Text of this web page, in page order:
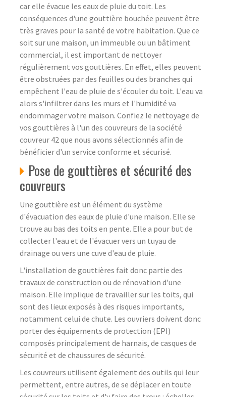
car elle évacue les eaux de pluie du toit. Les
conséquences d'une gouttière bouchée peuvent être
très graves pour la santé de votre habitation. Que ce
soit sur une maison, un immeuble ou un bâtiment
commercial, il est important de nettoyer
régulièrement vos gouttières. En effet, elles peuvent
être obstruées par des feuilles ou des branches qui
empêchent l'eau de pluie de s'écouler du toit. L'eau va
alors s'infiltrer dans les murs et l'humidité va
endommager votre maison. Confiez le nettoyage de
vos gouttières à l'un des couvreurs de la société
couvreur 42 que nous avons sélectionnés afin de
bénéficier d'un service conforme et sécurisé.
Pose de gouttières et sécurité des
couvreurs
Une gouttière est un élément du système
d'évacuation des eaux de pluie d'une maison. Elle se
trouve au bas des toits en pente. Elle a pour but de
collecter l'eau et de l'évacuer vers un tuyau de
drainage ou vers une cuve d'eau de pluie.
L'installation de gouttières fait donc partie des
travaux de construction ou de rénovation d'une
maison. Elle implique de travailler sur les toits, qui
sont des lieux exposés à des risques importants,
notamment celui de chute. Les ouvriers doivent donc
porter des équipements de protection (EPI)
composés principalement de harnais, de casques de
sécurité et de chaussures de sécurité.
Les couvreurs utilisent également des outils qui leur
permettent, entre autres, de se déplacer en toute